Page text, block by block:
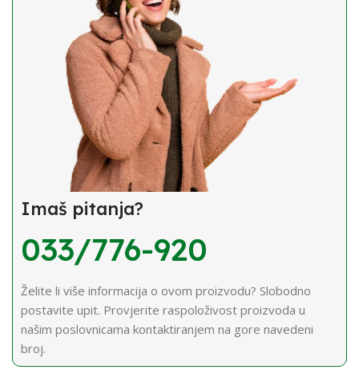
Imaš pitanja?
033/776-920
Želite li više informacija o ovom proizvodu? Slobodno
postavite upit. Provjerite raspoloživost proizvoda u
našim poslovnicama kontaktiranjem na gore navedeni
broj.